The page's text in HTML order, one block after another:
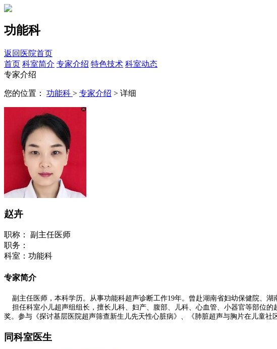
功能科
返回医院首页
首页 科室简介 专家介绍 特色技术 科室动态
专家介绍
您的位置： 功能科 > 专家介绍 > 详细
赵卉
职称： 副主任医师
职务：
科室：功能科
专家简介
副主任医师，本科学历。从事功能科超声诊断工作19年。曾赴湖南省妇幼保健院、湖
担任科室小儿超声组组长，擅长儿科、妇产、腹部、儿科、心血管、小器官等部位
奖。参与《探讨基层医院超声筛查新生儿先天性心脏病》、《肺脏超声与胸片在儿童社
同科室医生